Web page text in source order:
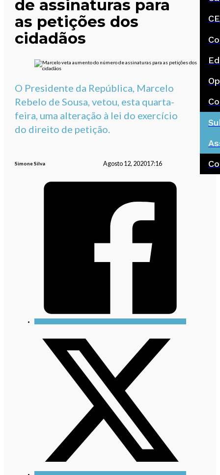
de assinaturas para
as petições dos
cidadãos
O Presidente da República, Marcelo
Rebelo de Sousa, vetou, esta quarta-
feira, uma alteração à lei do exercício
do direito de petição.
Simone Silva Agosto 12, 202017:16